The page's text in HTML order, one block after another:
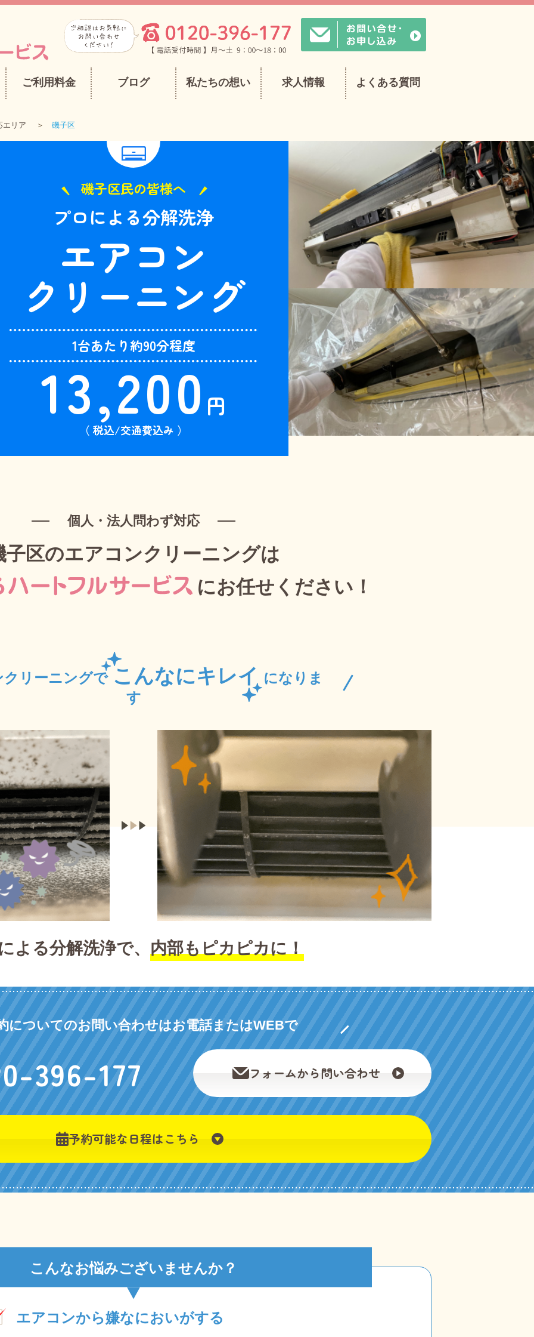
ご利用料金 ブログ 私たちの想い 求人情報 よくある質問
エリア 磯子区
磯子区民の皆様へ
プロによる分解洗浄
エアコン
クリーニング
1台あたり約90分程度
13,200 円
（ 税込/交通費込み ）
個人・法人問わず対応
子区のエアコンクリーニングは
にお任せください！
リーニングで こんなにキレイ になりま
す
よる分解洗浄で、 内部もピカピカに！
についてのお問い合わせはお電話またはWEBで
396-177 フォームから問い合わせ
予約可能な日程はこちら
こんなお悩みございませんか？
エアコンから嫌なにおいがする